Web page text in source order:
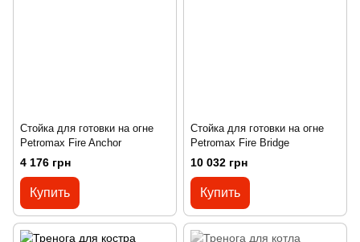
Стойка для готовки на огне
Petromax Fire Anchor
4 176 грн
Купить
Стойка для готовки на огне
Petromax Fire Bridge
10 032 грн
Купить